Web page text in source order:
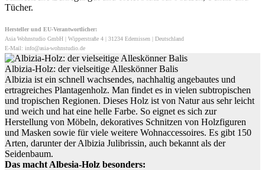
Tücher.
Hersteller und EU-Verantwortlicher:
Asia Wohnstudio GmbH | Wipperstraße 4 | 31234 Edemissen | Deutschland
E-Mail: info@asia-wohnstudio.de
Albizia-Holz: der vielseitige Alleskönner Balis
Albizia ist ein schnell wachsendes, nachhaltig angebautes und
ertragreiches Plantagenholz. Man findet es in vielen subtropischen
und tropischen Regionen. Dieses Holz ist von Natur aus sehr leicht
und weich und hat eine helle Farbe. So eignet es sich zur
Herstellung von Möbeln, dekoratives Schnitzen von Holzfiguren
und Masken sowie für viele weitere Wohnaccessoires. Es gibt 150
Arten, darunter der Albizia Julibrissin, auch bekannt als der
Seidenbaum.
Das macht Albesia-Holz besonders: